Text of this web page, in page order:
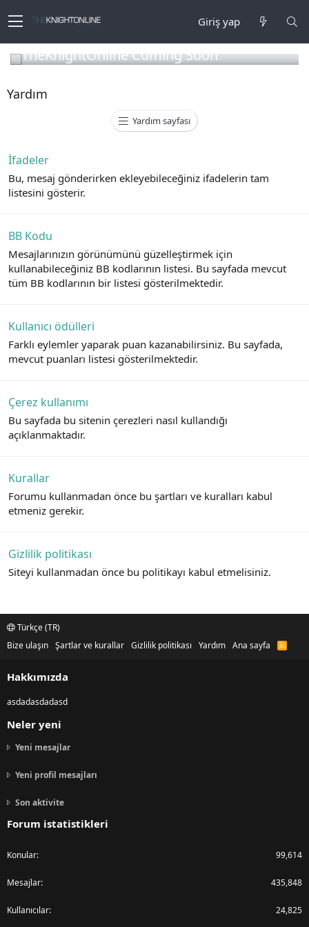
Giriş yap
TheKnightOnline Coming Soon
Yardım
Yardım sayfası
İfadeler
Bu, mesaj gönderirken ekleyebileceğiniz ifadelerin tam
listesini gösterir.
BB Kodu
Mesajlarınızın görünümünü güzelleştirmek için
kullanabileceğiniz BB kodlarının listesi. Bu sayfada mevcut
tüm BB kodlarının bir listesi gösterilmektedir.
Kullanıcı ödülleri
Farklı eylemler yaparak puan kazanabilirsiniz. Bu sayfada,
mevcut puanları listesi gösterilmektedir.
Çerez kullanımı
Bu sayfada bu sitenin çerezleri nasıl kullandığı
açıklanmaktadır.
Kurallar
Forumu kullanmadan önce bu şartları ve kuralları kabul
etmeniz gerekir.
Gizlilik politikası
Siteyi kullanmadan önce bu politikayı kabul etmelisiniz.
Türkçe (TR)
Bize ulaşın Şartlar ve kurallar Gizlilik politikası Yardım Ana sayfa
R
Hakkımızda
asdadasdadasd
Neler yeni
Yeni mesajlar
Yeni profil mesajları
Son aktivite
Forum istatistikleri
Konular 99,614
Mesajlar 435,848
Kullanıcılar 24,825